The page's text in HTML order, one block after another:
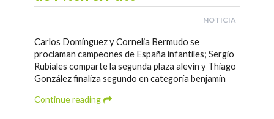
NOTICIA
Carlos Domínguez y Cornelia Bermudo se
proclaman campeones de España infantiles; Sergio
Rubiales comparte la segunda plaza alevín y Thiago
González finaliza segundo en categoría benjamín
Continue reading